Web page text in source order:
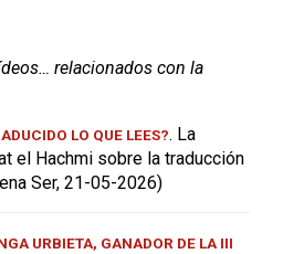
relacionados con la
LO QUE LEES?. La
el Hachmi sobre la traducción
Ser, 21-05-2026)
URBIETA, GANADOR DE LA III